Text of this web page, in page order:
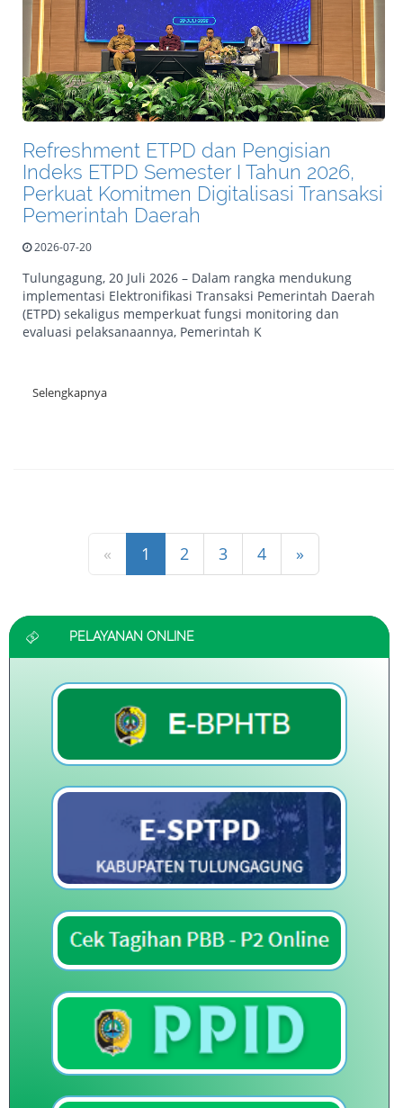
Refreshment ETPD dan Pengisian
Indeks ETPD Semester I Tahun 2026,
Perkuat Komitmen Digitalisasi Transaksi
Pemerintah Daerah
2026-07-20
Tulungagung, 20 Juli 2026 – Dalam rangka mendukung
implementasi Elektronifikasi Transaksi Pemerintah Daerah
(ETPD) sekaligus memperkuat fungsi monitoring dan
evaluasi pelaksanaannya, Pemerintah K
Selengkapnya
« 1 (current)
2 3 4 »
PELAYANAN ONLINE